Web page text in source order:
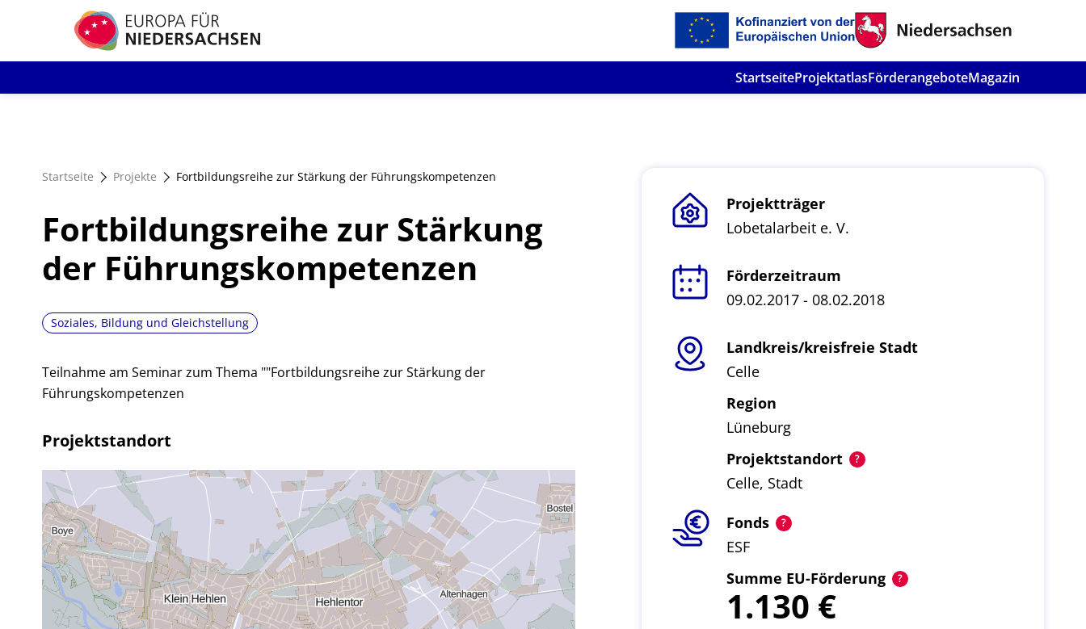
StartseiteProjektatlasFörderangeboteMagazin
Startseite Projekte Fortbildungsreihe zur Stärkung der Führungskompetenzen
Fortbildungsreihe zur Stärkung
der Führungskompetenzen
Soziales, Bildung und Gleichstellung
Teilnahme am Seminar zum Thema ""Fortbildungsreihe zur Stärkung der
Führungskompetenzen
Projektstandort
Projektträger
Lobetalarbeit e. V.
Förderzeitraum
09.02.2017 - 08.02.2018
Landkreis/kreisfreie Stadt
Celle
Region
Lüneburg
Projektstandort
Celle, Stadt
Fonds
ESF
Summe EU-Förderung
1.130